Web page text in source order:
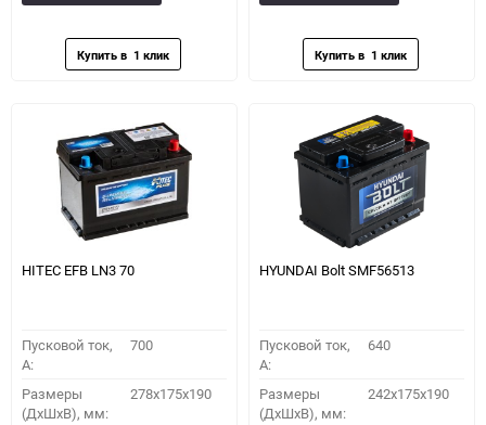
HITEC EFB LN3 70
Пусковой ток,
A:
700
Размеры
(ДхШхВ), мм:
278x175x190
HYUNDAI Bolt SMF56513
Пусковой ток,
A:
640
Размеры
(ДхШхВ), мм:
242x175x190